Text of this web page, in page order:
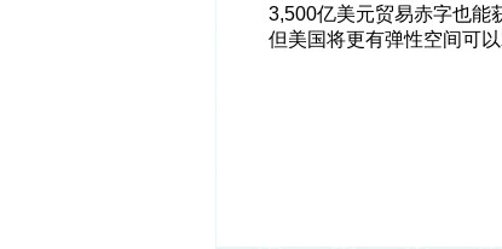
3,500亿美元贸易赤字也能
但美国将更有弹性空间可